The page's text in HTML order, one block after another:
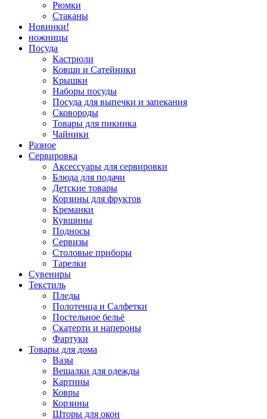
Рюмки
Стаканы
Новинки!
ножницы
Посуда
Кастрюли
Ковши и Сатейники
Крышки
Наборы посуды
Посуда для выпечки и запекания
Сковороды
Товары для пикника
Чайники
Разное
Сервировка
Аксессуары для сервировки
Блюда для подачи
Детские товары
Корзины для фруктов
Креманки
Кувшины
Подносы
Сервизы
Столовые приборы
Тарелки
Сувениры
Текстиль
Пледы
Полотенца и Салфетки
Постельное бельё
Скатерти и напероны
Фартуки
Товары для дома
Вазы
Вешалки для одежды
Картины
Ковры
Корзины
Шторы для окон